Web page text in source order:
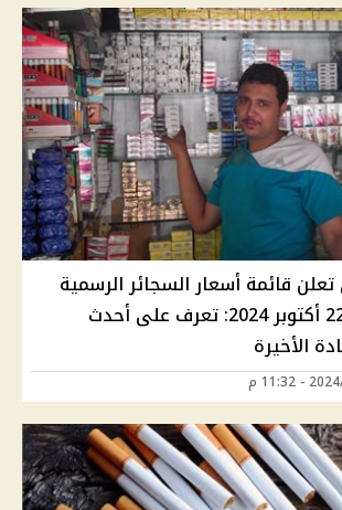
قائمة أسعار السجائر الرسمية
في مصر اليوم 22 أكتوبر 2024: تعرف على أحدث
الأخيرة